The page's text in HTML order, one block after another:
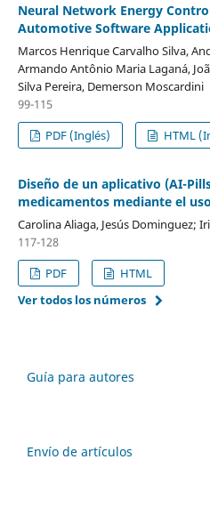
Neural Network Energy
Automotive Software
Marcos Henrique Carvalho Silva,
Armando Antônio Maria Laganá,
Silva Pereira, Demerson Moscardini
99-115
PDF (Inglés)
HTML
Diseño de un aplicativo (AI-
medicamentos mediante el
Carolina Aliaga, Jesús Dominguez;
117-128
PDF
HTML
Ver todos los números
Guía para autores
Envío de artículos